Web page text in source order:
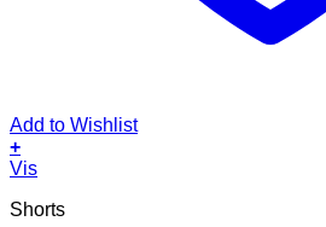
Add to Wishlist
+
Dette
har
Vis
Shorts